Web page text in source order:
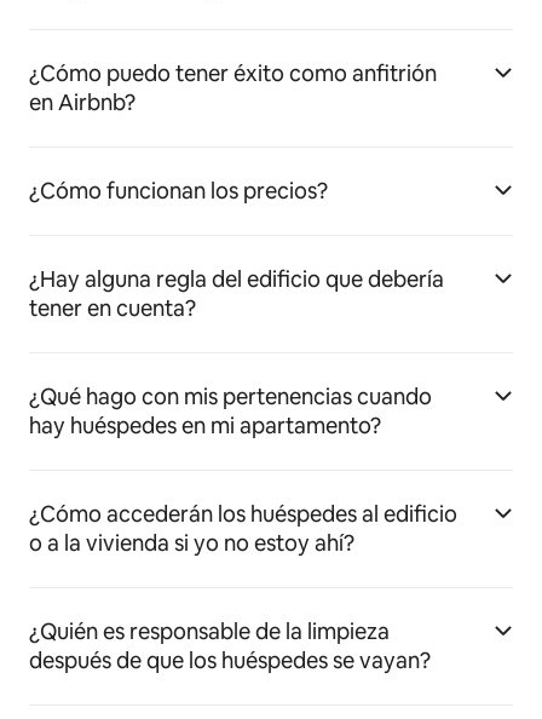
¿Cómo puedo tener éxito como anfitrión
en Airbnb?
¿Cómo funcionan los precios?
¿Hay alguna regla del edificio que debería
tener en cuenta?
¿Qué hago con mis pertenencias cuando
hay huéspedes en mi apartamento?
¿Cómo accederán los huéspedes al edificio
o a la vivienda si yo no estoy ahí?
¿Quién es responsable de la limpieza
después de que los huéspedes se vayan?